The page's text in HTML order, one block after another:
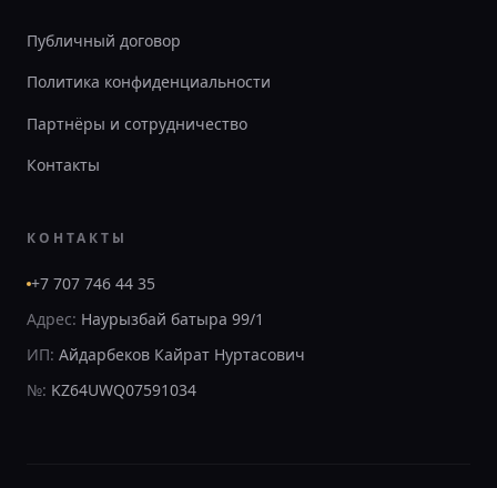
Публичный договор
Политика конфиденциальности
Партнёры и сотрудничество
Контакты
КОНТАКТЫ
+7 707 746 44 35
Адрес: Наурызбай батыра 99/1
ИП: Айдарбеков Кайрат Нуртасович
№: KZ64UWQ07591034